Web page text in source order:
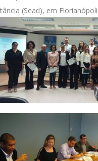
(Sead), em